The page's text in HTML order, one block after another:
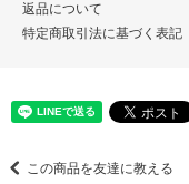
返品について
特定商取引法に基づく表記
この商品を友達に教える